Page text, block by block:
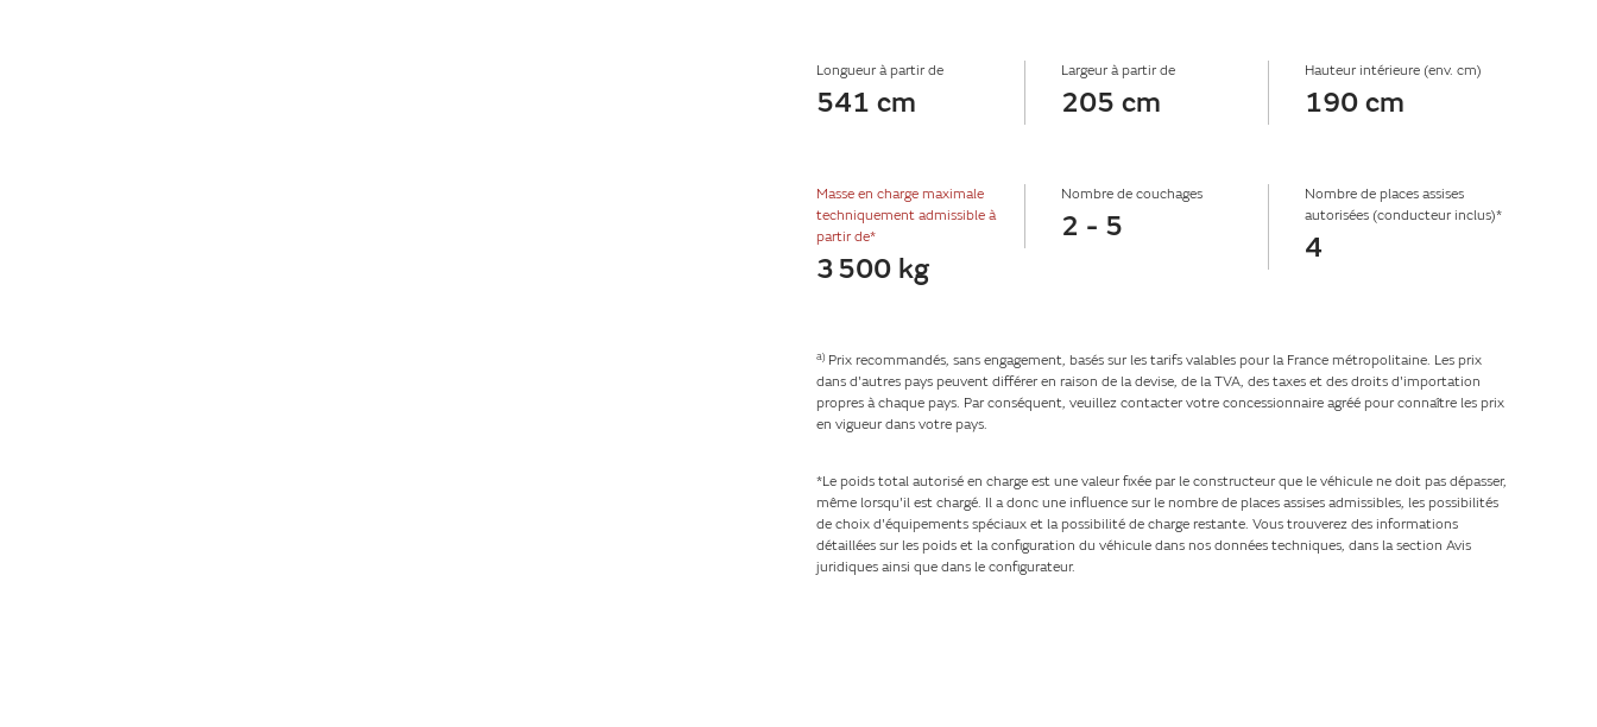
Longueur à partir de
541 cm
Largeur à partir de
205 cm
Hauteur intérieure (env. cm)
190 cm
Masse en charge maximale
techniquement admissible à
partir de*
3 500 kg
Nombre de couchages
2 - 5
Nombre de places assises
autorisées (conducteur inclus)*
4
a) Prix recommandés, sans engagement, basés sur les tarifs valables pour la France métropolitaine. Les prix
dans d'autres pays peuvent différer en raison de la devise, de la TVA, des taxes et des droits d'importation
propres à chaque pays. Par conséquent, veuillez contacter votre concessionnaire agréé pour connaître les prix
en vigueur dans votre pays.
*Le poids total autorisé en charge est une valeur fixée par le constructeur que le véhicule ne doit pas dépasser,
même lorsqu'il est chargé. Il a donc une influence sur le nombre de places assises admissibles, les possibilités
de choix d'équipements spéciaux et la possibilité de charge restante. Vous trouverez des informations
détaillées sur les poids et la configuration du véhicule dans nos données techniques, dans la section Avis
juridiques ainsi que dans le configurateur.